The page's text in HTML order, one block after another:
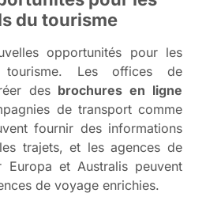
du tourisme
opportunités pour les
tourisme. Les offices de
des brochures en ligne
de transport comme
fournir des informations
trajets, et les agences de
Europa et Australis peuvent
de voyage enrichies.